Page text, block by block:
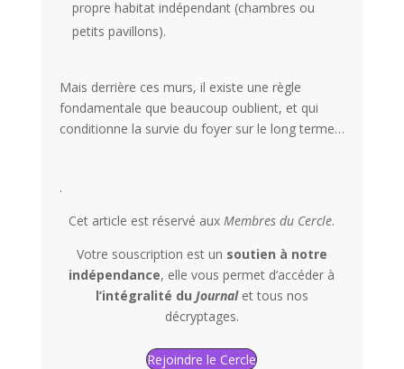
propre habitat indépendant (chambres ou
petits pavillons).
Mais derrière ces murs, il existe une règle
fondamentale que beaucoup oublient, et qui
conditionne la survie du foyer sur le long terme…
.
Cet article est réservé auxMembres du Cercle.
Votre souscription est un soutien à notre
indépendance, elle vous permet d’accéder à
l’intégralité du Journal et tous nos
décryptages.
Rejoindre le Cercle